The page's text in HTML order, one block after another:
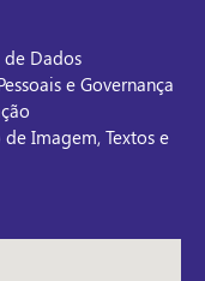
de Dados
e Governança
Imagem, Textos e